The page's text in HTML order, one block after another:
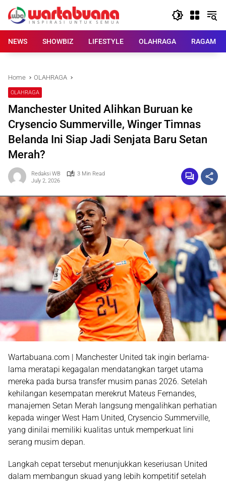
content
NEWS
SHOWBIZ LIFESTYLE OLAHRAGA RAGAM
Home OLAHRAGA
OLAHRAGA
Manchester United Alihkan Buruan ke
Crysencio Summerville, Winger Timnas
Belanda Ini Siap Jadi Senjata Baru Setan
Merah?
Redaksi WB
3 Min Read
July 2, 2026
Wartabuana.com | Manchester United tak ingin berlama-
lama meratapi kegagalan mendatangkan target utama
mereka pada bursa transfer musim panas 2026. Setelah
kehilangan kesempatan merekrut Mateus Fernandes,
manajemen Setan Merah langsung mengalihkan perhatian
kepada winger West Ham United, Crysencio Summerville,
yang dinilai memiliki kualitas untuk memperkuat lini
serang musim depan.
Langkah cepat tersebut menunjukkan keseriusan United
dalam membangun skuad yang lebih kompetitif setelah